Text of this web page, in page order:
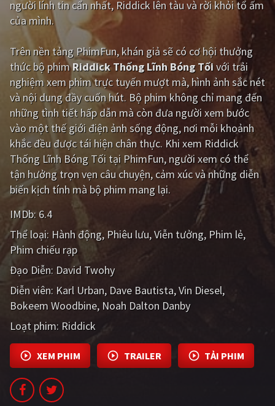
Giật gân
Bí ẩn Lịch sử
Viễn Tây Tiểu sử
GameShow DramaTV
QUỐC GIA
Âu - Mỹ Trung Quốc - Hồng Kông
Hàn Quốc Nhật Bản
Việt Nam
Tổng hợp
PHIM MỚI
PHIM BỘ
PHIM LẺ
PHIM CHIẾU RẠP
TUYỂN TẬP PHIM
người lính tin cẩn nhất, Riddick lên tàu và rời khỏi tổ ấm
của mình.
Trên nền tảng PhimFun, khán giả sẽ có cơ hội thưởng
thức bộ phimRiddick Thống Lĩnh Bóng Tốivới trải
nghiệm xem phim trực tuyến mượt mà, hình ảnh sắc nét
và nội dung đầy cuốn hút. Bộ phim không chỉ mang đến
những tình tiết hấp dẫn mà còn đưa người xem bước
vào một thế giới điện ảnh sống động, nơi mỗi khoảnh
khắc đều được tái hiện chân thực. Khi xem Riddick
Thống Lĩnh Bóng Tối tại PhimFun, người xem có thể
tận hưởng trọn vẹn câu chuyện, cảm xúc và những diễn
biến kịch tính mà bộ phim mang lại.
IMDb: 6.4
Thể loại: Hành động Phiêu lưu Viễn tưởng Phim lẻ
Phim chiếu rạp
Đạo Diễn: David Twohy
Diễn viên: Karl Urban Dave Bautista Vin Diesel
Bokeem Woodbine Noah Dalton Danby
Loạt phim: Riddick
XEM PHIM TRAILER TẢI PHIM